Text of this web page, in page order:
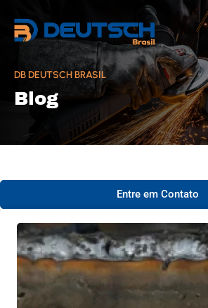
DB DEUTSCH BRASIL
Blog
Entre em Contato